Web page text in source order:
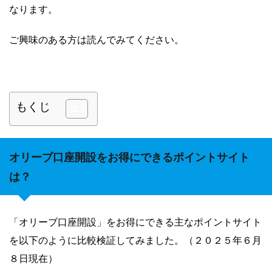
なります。
ご興味のある方は読んでみてください。
もくじ
オリーブ口座開設をお得にできるポイントサイト
は？
「オリーブ口座開設」をお得にできる主なポイントサイト
を以下のように比較検証してみました。（２０２５年６月
８日現在）